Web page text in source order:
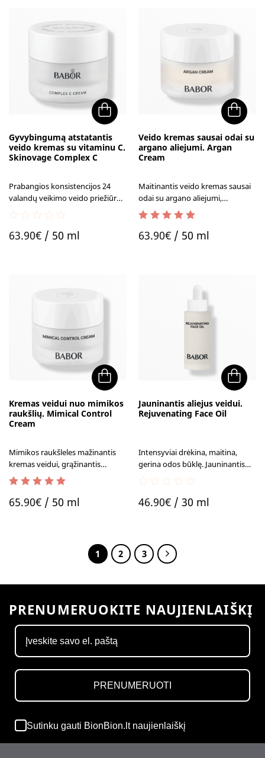
Gyvybingumą atstatantis
veido kremas su vitaminu C.
Skinovage Complex C
Prabangios konsistencijos 24
valandų veikimo veido priežiūros
priežiūrai.
out
63.90€/ 50 ml
Veido kremas sausai odai su
argano aliejumi. Argan
Cream
Maitinantis veido kremas sausai
odai su argano aliejumi,
atstatantis veido odos drėgmę.
out of 5
63.90€/ 50 ml
Kremas veidui nuo mimikos
raukšlių. Mimical Control
Cream
Mimikos raukšleles mažinantis
kremas veidui, grąžinantis
jaunatvišką spindesį.
65.90€/ 50 ml
Jauninantis aliejus veidui.
Rejuvenating Face Oil
Intensyviai drėkina, maitina,
gerina odos būklę. Jauninantis
sukelia odos senėjimą.
out
46.90€/ 30 ml
1 2 3
PRENUMERUOKITE NAUJIENLAIŠKĮ
PRENUMERUOTI
Sutinku gauti BionBion.lt naujienlaiškį